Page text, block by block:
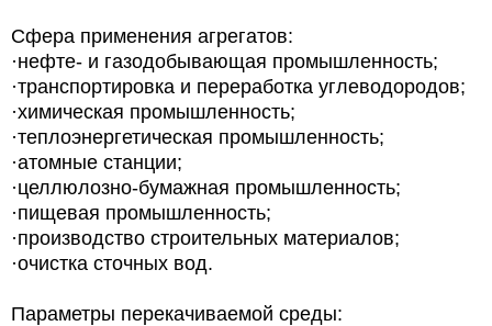
Сфера применения агрегатов:
·нефте- и газодобывающая промышленность;
·транспортировка и переработка углеводородов;
·химическая промышленность;
·теплоэнергетическая промышленность;
·атомные станции;
·целлюлозно-бумажная промышленность;
·пищевая промышленность;
·производство строительных материалов;
·очистка сточных вод.
Параметры перекачиваемой среды: